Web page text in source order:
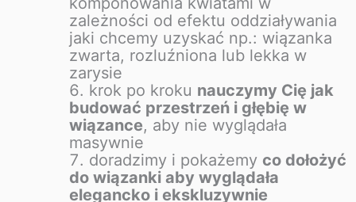
zależności od efektu oddziaływania
jaki chcemy uzyskać np.: wiązanka
zwarta, rozluźniona lub lekka w
zarysie
krok po kroku nauczymy Cię jak
budować przestrzeń i głębię w
wiązance, aby nie wyglądała
masywnie
doradzimy i pokażemy co dołożyć
do wiązanki aby wyglądała
elegancko i ekskluzywnie